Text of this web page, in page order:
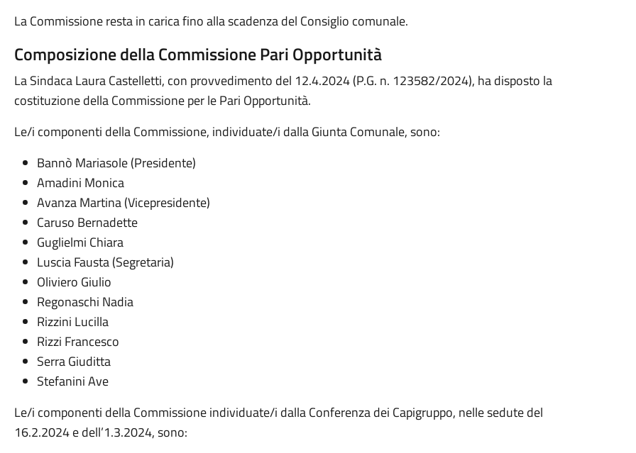
La Commissione resta in carica fino alla scadenza del Consiglio comunale.
Composizione della Commissione Pari Opportunità
La Sindaca Laura Castelletti, con provvedimento del 12.4.2024 (P.G. n. 123582/2024), ha disposto la
costituzione della Commissione per le Pari Opportunità.
Le/i componenti della Commissione, individuate/i dalla Giunta Comunale, sono:
Bannò Mariasole (Presidente)
Amadini Monica
Avanza Martina (Vicepresidente)
Caruso Bernadette
Guglielmi Chiara
Luscia Fausta (Segretaria)
Oliviero Giulio
Regonaschi Nadia
Rizzini Lucilla
Rizzi Francesco
Serra Giuditta
Stefanini Ave
Le/i componenti della Commissione individuate/i dalla Conferenza dei Capigruppo, nelle sedute del
16.2.2024 e dell’1.3.2024, sono: